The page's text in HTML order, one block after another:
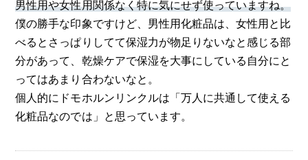
男性用や女性用関係なく特に気にせず使っていますね。
僕の勝手な印象ですけど、男性用化粧品は、女性用と比
べるとさっぱりしてて保湿力が物足りないなと感じる部
分があって、乾燥ケアで保湿を大事にしている自分にと
ってはあまり合わないなと。
個人的にドモホルンリンクルは「万人に共通して使える
化粧品なのでは」と思っています。